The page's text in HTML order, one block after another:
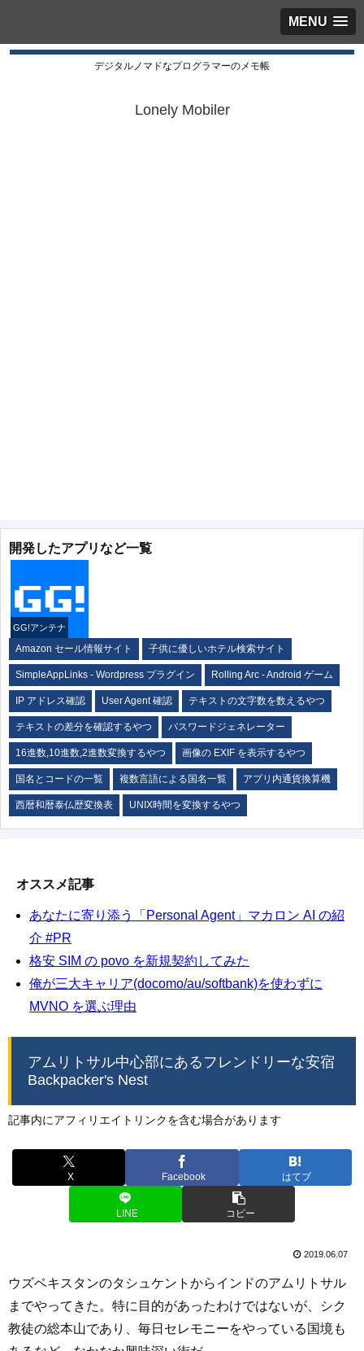
MENU
デジタルノマドなプログラマーのメモ帳
Lonely Mobiler
開発したアプリなど一覧
GG!アンテナ
Amazon セール情報サイト 子供に優しいホテル検索サイト
SimpleAppLinks - Wordpress プラグイン Rolling Arc - Android ゲーム
IP アドレス確認 User Agent 確認 テキストの文字数を数えるやつ
テキストの差分を確認するやつ パスワードジェネレーター
16進数,10進数,2進数変換するやつ 画像の EXIF を表示するやつ
国名とコードの一覧 複数言語による国名一覧 アプリ内通貨換算機
西暦和暦泰仏歴変換表 UNIX時間を変換するやつ
オススメ記事
あなたに寄り添う「Personal Agent」マカロン AI の紹
介 #PR
格安 SIM の povo を新規契約してみた
俺が三大キャリア(docomo/au/softbank)を使わずに
MVNO を選ぶ理由
アムリトサル中心部にあるフレンドリーな安宿
Backpacker's Nest
記事内にアフィリエイトリンクを含む場合があります
X Facebook はてブ
LINE コピー
2019.06.07
ウズベキスタンのタシュケントからインドのアムリトサル
までやってきた。特に目的があったわけではないが、シク
教徒の総本山であり、毎日セレモニーをやっている国境も